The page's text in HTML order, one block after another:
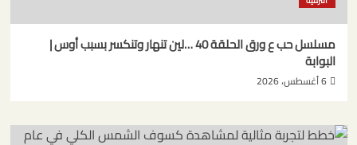
مسلسل حب ع ورق الحلقة 40 …لين تنهار وتنكسر بسبب أوس |
البوابة
6 أغسطس، 2026